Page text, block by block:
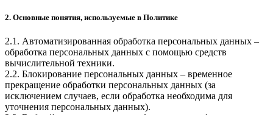
2. Основные понятия, используемые в Политике
2.1. Автоматизированная обработка персональных данных –
обработка персональных данных с помощью средств
вычислительной техники.
2.2. Блокирование персональных данных – временное
прекращение обработки персональных данных (за
исключением случаев, если обработка необходима для
уточнения персональных данных).